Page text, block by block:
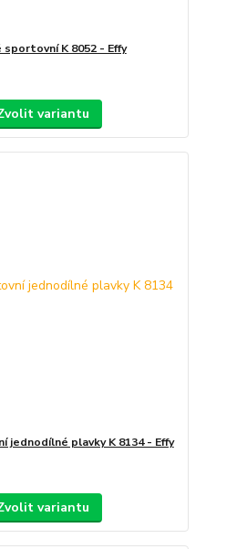
K 8052 - Effy
variantu
jednodílné plavky K 8134 - Effy
variantu